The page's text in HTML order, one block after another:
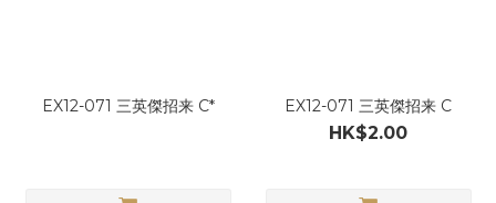
EX12-071 三英傑招来 C* EX12-071 三英傑招来 C
HK$2.00